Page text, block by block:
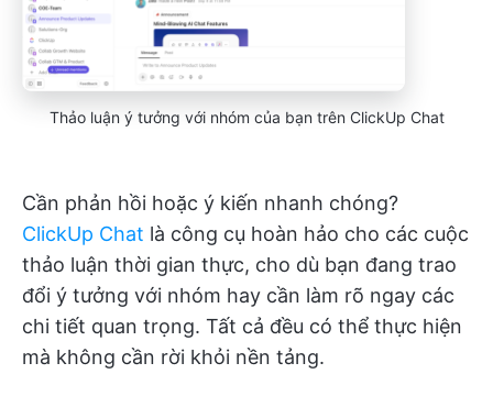
Thảo luận ý tưởng với nhóm của bạn trên ClickUp Chat
Cần phản hồi hoặc ý kiến nhanh chóng?
ClickUp Chat là công cụ hoàn hảo cho các cuộc
thảo luận thời gian thực, cho dù bạn đang trao
đổi ý tưởng với nhóm hay cần làm rõ ngay các
chi tiết quan trọng. Tất cả đều có thể thực hiện
mà không cần rời khỏi nền tảng.